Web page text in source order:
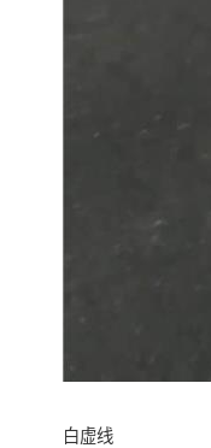
白虚线